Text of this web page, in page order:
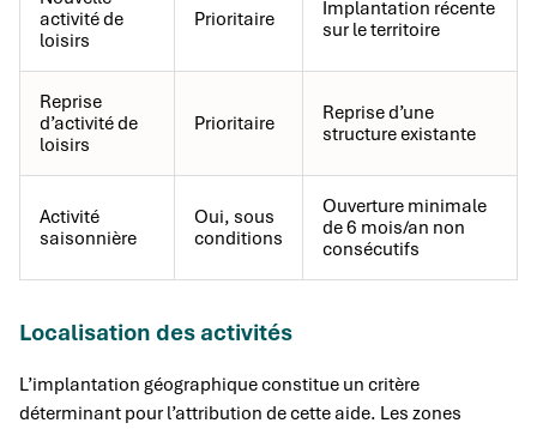
activité de
loisirs
Prioritaire
Implantation récente
sur le territoire
Reprise
d’activité de
loisirs
Prioritaire
Reprise d’une
structure existante
Activité
saisonnière
Oui, sous
conditions
Ouverture minimale
de 6 mois/an non
consécutifs
Localisation des activités
L’implantation géographique constitue un critère
déterminant pour l’attribution de cette aide. Les zones